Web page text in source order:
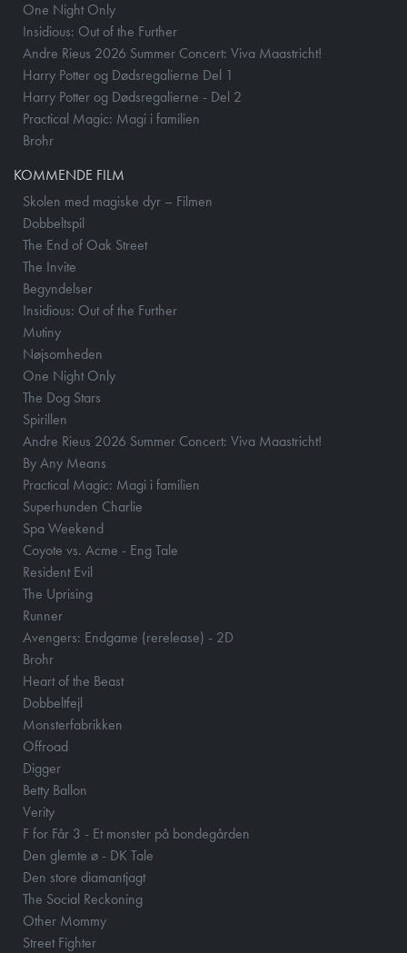
One Night Only
Insidious: Out of the Further
Andre Rieus 2026 Summer Concert: Viva Maastricht!
Harry Potter og Dødsregalierne Del 1
Harry Potter og Dødsregalierne - Del 2
Practical Magic: Magi i familien
Brohr
KOMMENDE FILM
Skolen med magiske dyr – Filmen
Dobbeltspil
The End of Oak Street
The Invite
Begyndelser
Insidious: Out of the Further
Mutiny
Nøjsomheden
One Night Only
The Dog Stars
Spirillen
Andre Rieus 2026 Summer Concert: Viva Maastricht!
By Any Means
Practical Magic: Magi i familien
Superhunden Charlie
Spa Weekend
Coyote vs. Acme - Eng Tale
Resident Evil
The Uprising
Runner
Avengers: Endgame (rerelease) - 2D
Brohr
Heart of the Beast
Dobbeltfejl
Monsterfabrikken
Offroad
Digger
Betty Ballon
Verity
F for Får 3 - Et monster på bondegården
Den glemte ø - DK Tale
Den store diamantjagt
The Social Reckoning
Other Mommy
Street Fighter